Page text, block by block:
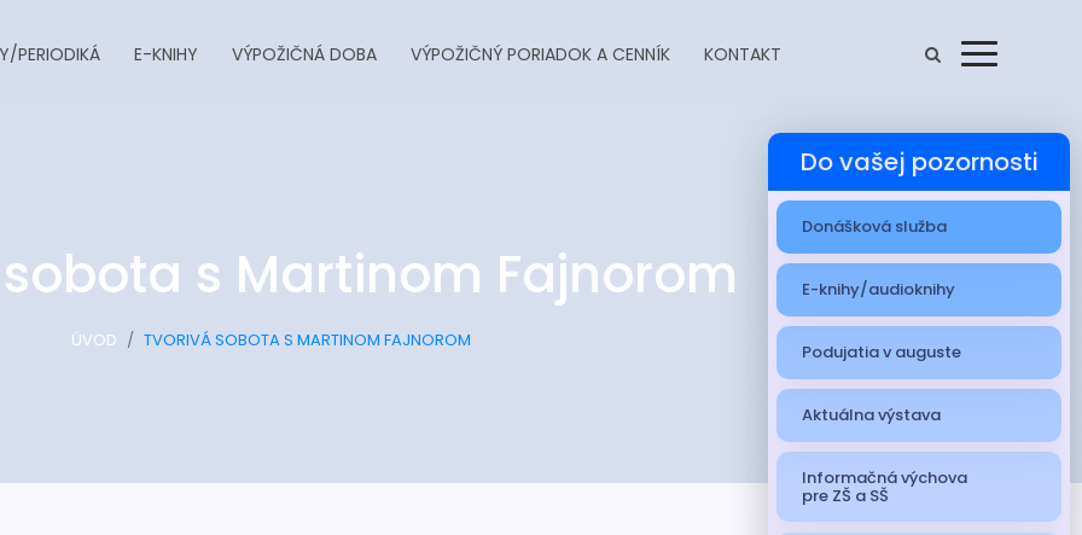
PERIODIKÁ E-KNIHY VÝPOŽIČNÁ DOBA VÝPOŽIČNÝ PORIADOK A CENNÍK KONTAKT
s Martinom Fajnorom
ÚVOD TVORIVÁ SOBOTA S MARTINOM FAJNOROM
Do vašej pozornosti
Donášková služba
E-knihy/audioknihy
Podujatia v auguste
Aktuálna výstava
Informačná výchova
pre ZŠ a SŠ